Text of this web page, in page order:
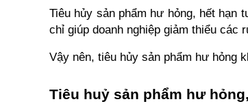
Tiêu hủy sản phẩm hư hỏng, hết hạn
chỉ giúp doanh nghiệp giảm thiểu
Vậy nên, tiêu hủy sản phẩm hư hỏng
Tiêu huỷ sản phẩm hư